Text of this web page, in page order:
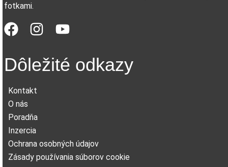
fotkami.
Dôležité odkazy
Kontakt
O nás
Poradňa
Inzercia
Ochrana osobných údajov
Zásady používania súborov cookie